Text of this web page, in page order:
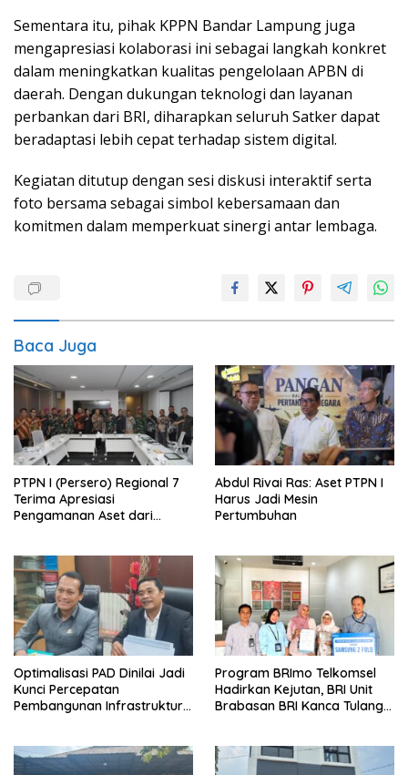
Sementara itu, pihak KPPN Bandar Lampung juga
mengapresiasi kolaborasi ini sebagai langkah konkret
dalam meningkatkan kualitas pengelolaan APBN di
daerah. Dengan dukungan teknologi dan layanan
perbankan dari BRI, diharapkan seluruh Satker dapat
beradaptasi lebih cepat terhadap sistem digital.
Kegiatan ditutup dengan sesi diskusi interaktif serta
foto bersama sebagai simbol kebersamaan dan
komitmen dalam memperkuat sinergi antar lembaga.
Baca Juga
PTPN I (Persero) Regional 7
Terima Apresiasi
Pengamanan Aset dari
Abdul Rivai Ras: Aset PTPN I
Harus Jadi Mesin
Pertumbuhan
Optimalisasi PAD Dinilai Jadi
Kunci Percepatan
Pembangunan Infrastruktur
Program BRImo Telkomsel
Hadirkan Kejutan, BRI Unit
Brabasan BRI Kanca Tulang
Mesuji